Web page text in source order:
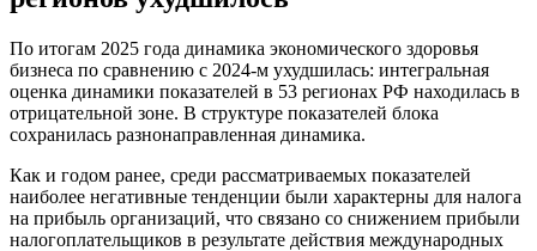
По итогам 2025 года динамика экономического здоровья
бизнеса по сравнению с 2024-м ухудшилась: интегральная
оценка динамики показателей в 53 регионах РФ находилась в
отрицательной зоне. В структуре показателей блока
сохранилась разнонаправленная динамика.
Как и годом ранее, среди рассматриваемых показателей
наиболее негативные тенденции были характерны для налога
на прибыль организаций, что связано со снижением прибыли
налогоплательщиков в результате действия международных